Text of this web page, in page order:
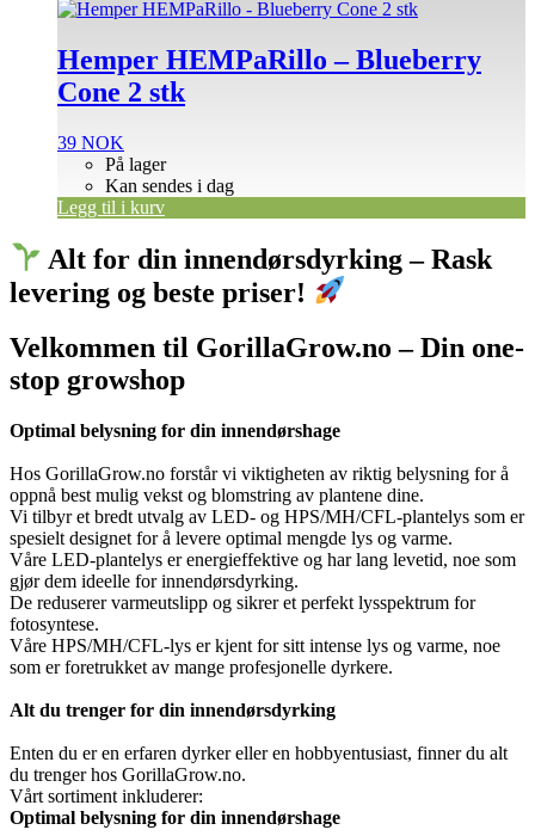
Hemper HEMPaRillo – Blueberry
Cone 2 stk
39 NOK
På lager
Kan sendes i dag
Legg til i kurv
Alt for din innendørsdyrking – Rask
levering og beste priser!
Velkommen til GorillaGrow.no – Din one-
stop growshop
Optimal belysning for din innendørshage
Hos GorillaGrow.no forstår vi viktigheten av riktig belysning for å
oppnå best mulig vekst og blomstring av plantene dine.
Vi tilbyr et bredt utvalg av LED- og HPS/MH/CFL-plantelys som er
spesielt designet for å levere optimal mengde lys og varme.
Våre LED-plantelys er energieffektive og har lang levetid, noe som
gjør dem ideelle for innendørsdyrking.
De reduserer varmeutslipp og sikrer et perfekt lysspektrum for
fotosyntese.
Våre HPS/MH/CFL-lys er kjent for sitt intense lys og varme, noe
som er foretrukket av mange profesjonelle dyrkere.
Alt du trenger for din innendørsdyrking
Enten du er en erfaren dyrker eller en hobbyentusiast, finner du alt
du trenger hos GorillaGrow.no.
Vårt sortiment inkluderer:
Optimal belysning for din innendørshage